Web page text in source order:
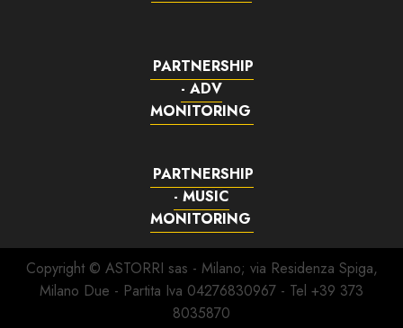
PARTNERSHIP
- ADV
MONITORING
PARTNERSHIP
- MUSIC
MONITORING
Copyright © ASTORRI sas - Milano; via Residenza Spiga,
Milano Due - Partita Iva 04276830967 - Tel +39 373
8035870